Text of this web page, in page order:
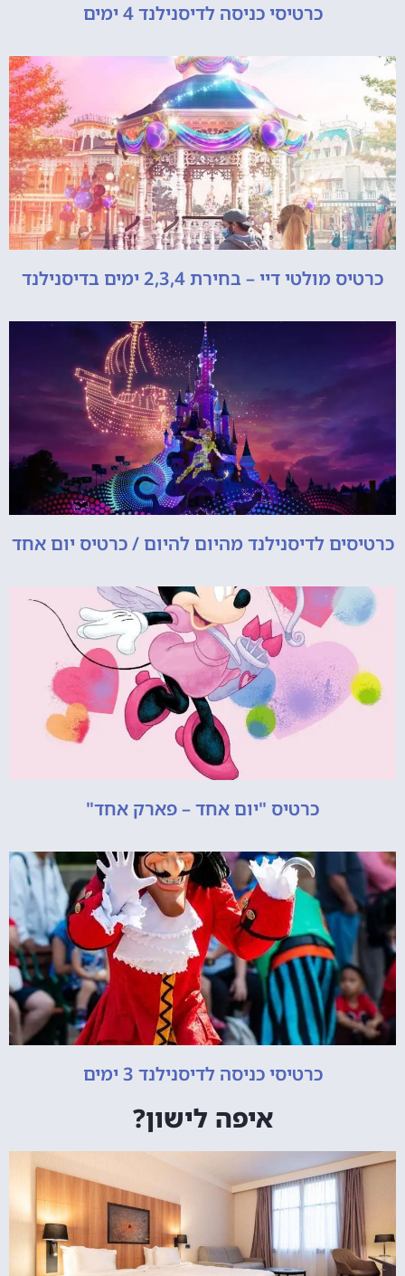
כרטיסי כניסה לדיסנילנד 4 ימים
כרטיס מולטי דיי – בחירת 2,3,4 ימים בדיסנילנד
כרטיסים לדיסנילנד מהיום להיום / כרטיס יום אחד
כרטיס "יום אחד – פארק אחד"
כרטיסי כניסה לדיסנילנד 3 ימים
איפה לישון?